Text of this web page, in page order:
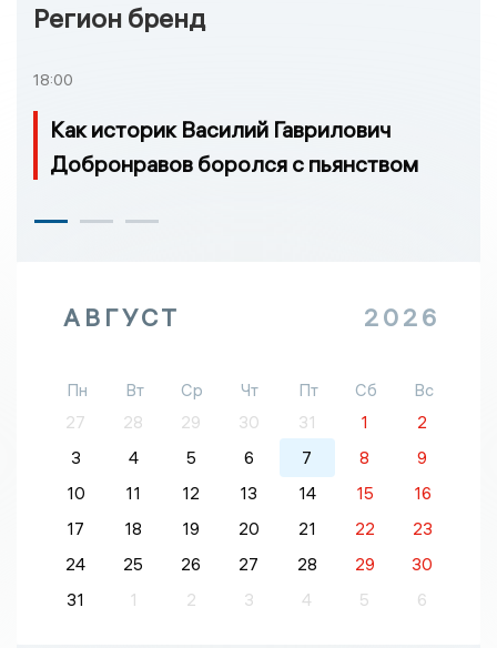
Регион бренд
18:00
Как историк Василий Гаврилович
Добронравов боролся с пьянством
АВГУСТ 2026
Пн Вт Ср Чт Пт Сб
Вс
27
28 29 30 31 1
2
3
4 5 6 7 8
9
10
11 12 13 14 15
16
17
18 19 20 21 22
23
24
25 26 27 28 29
30
31
1 2 3 4 5 6